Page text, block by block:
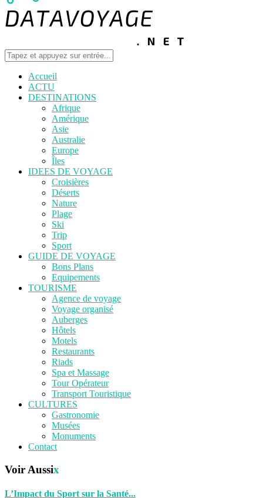
Accueil
ACTU
DESTINATIONS
Afrique
Amérique
Asie
Australie
Europe
Îles
IDEES DE VOYAGE
Croisières
Déserts
Nature
Plage
Ski
Trip
Sport
GUIDE DE VOYAGE
Bons Plans
Equipements
TOURISME
Agence de voyage
Voyage organisé
Auberges
Hôtels
Motels
Restaurants
Riads
Spa et Massage
Tour Opérateur
Transport Touristique
CULTURES
Gastronomie
Musées
Monuments
Contact
Voir Aussix
L’Impact du Sport sur la Santé...